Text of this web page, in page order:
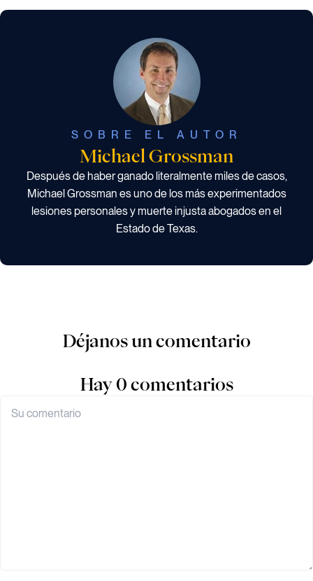
SOBRE EL AUTOR
Michael Grossman
Después de haber ganado literalmente miles de casos,
Michael Grossman es uno de los más experimentados
lesiones personales y muerte injusta abogados en el
Estado de Texas.
Déjanos un comentario
Hay 0 comentarios